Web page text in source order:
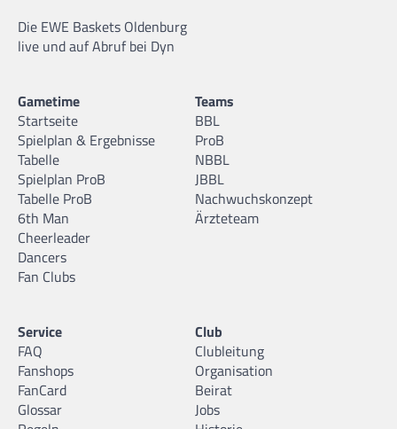
Die EWE Baskets Oldenburg
live und auf Abruf bei Dyn
Gametime
Startseite
Spielplan & Ergebnisse
Tabelle
Spielplan ProB
Tabelle ProB
6th Man
Cheerleader
Dancers
Fan Clubs
Teams
BBL
ProB
NBBL
JBBL
Nachwuchskonzept
Ärzteteam
Service
FAQ
Fanshops
FanCard
Glossar
Club
Clubleitung
Organisation
Beirat
Jobs